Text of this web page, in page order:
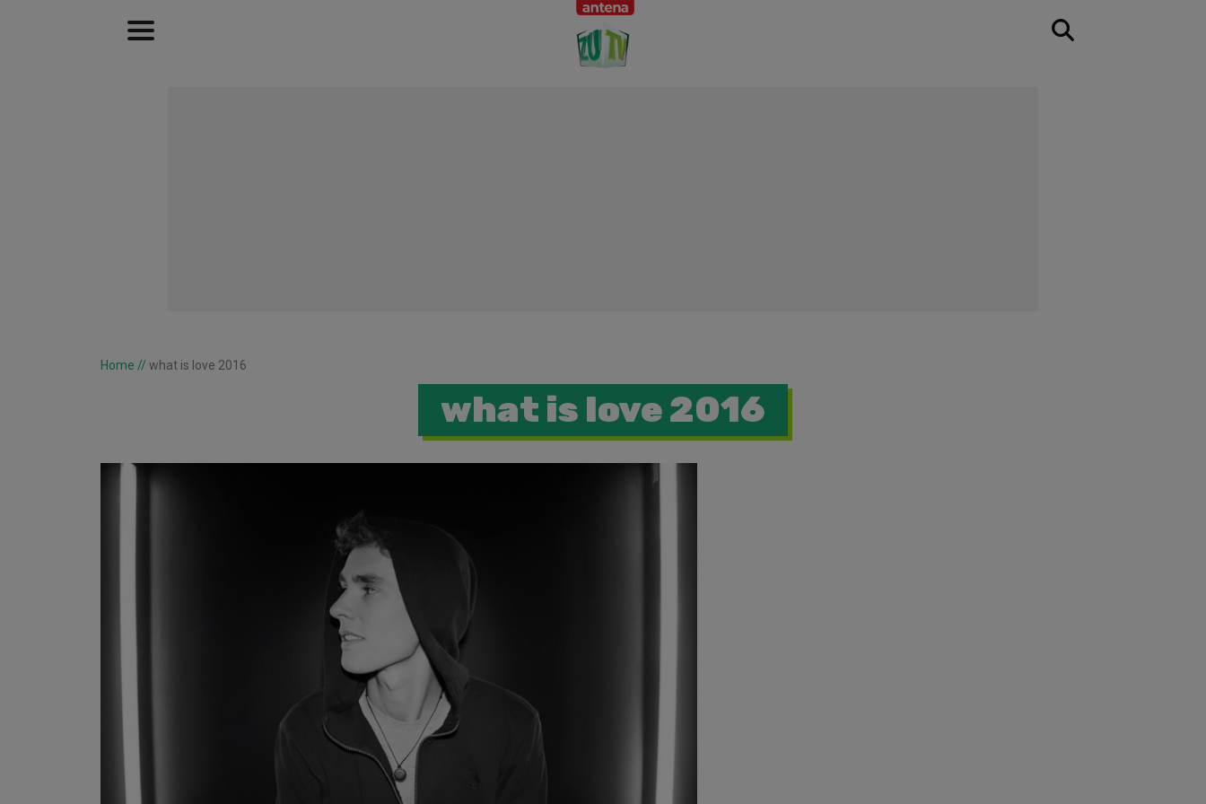
Home // what is love 2016
what is love 2016